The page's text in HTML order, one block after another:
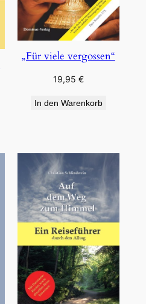
„Für viele vergossen“
19,95 €
In den Warenkorb